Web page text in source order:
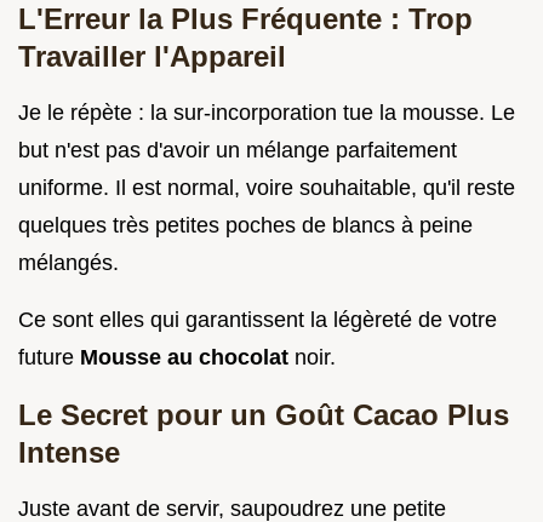
L'Erreur la Plus Fréquente : Trop
Travailler l'Appareil
Je le répète : la sur-incorporation tue la mousse. Le
but n'est pas d'avoir un mélange parfaitement
uniforme. Il est normal, voire souhaitable, qu'il reste
quelques très petites poches de blancs à peine
mélangés.
Ce sont elles qui garantissent la légèreté de votre
future Mousse au chocolat noir.
Le Secret pour un Goût Cacao Plus
Intense
Juste avant de servir, saupoudrez une petite